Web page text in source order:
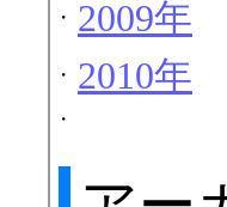
・ 2009年
・ 2010年
・